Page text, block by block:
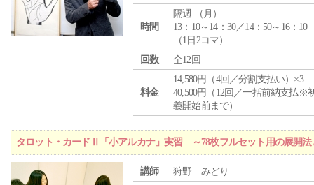
時間
隔週 （ 月 ）
13：10～14：30／14：50～16：10
（1日2コマ）
回数
全12回
料金
14,580円（4回／分割支払い）×3
40,500円（12回／一括前納支払※
義開始前まで）
タロット・カードⅡ「小アルカナ」実習 ～78枚フルセット用の展開法
講師 狩野 みどり